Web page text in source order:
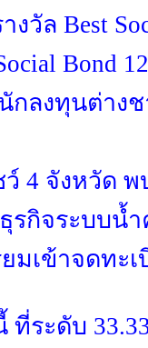
วัล Best
Bond
กลงทุนต่าง
ว์ 4 จังหวัด
กิจระบบน้
ยมเข้าจดท
ที่ระดับ